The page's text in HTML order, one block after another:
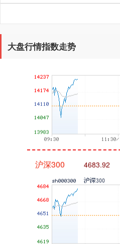
大盘行情指数走势
深证成指
沪深300